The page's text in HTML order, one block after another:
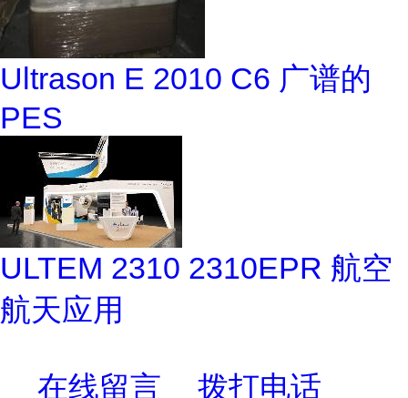
Ultrason E 2010 C6 广谱的
PES
ULTEM 2310 2310EPR 航空
航天应用
在线留言 拨打电话